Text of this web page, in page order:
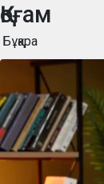
Қоғам
Бұқара